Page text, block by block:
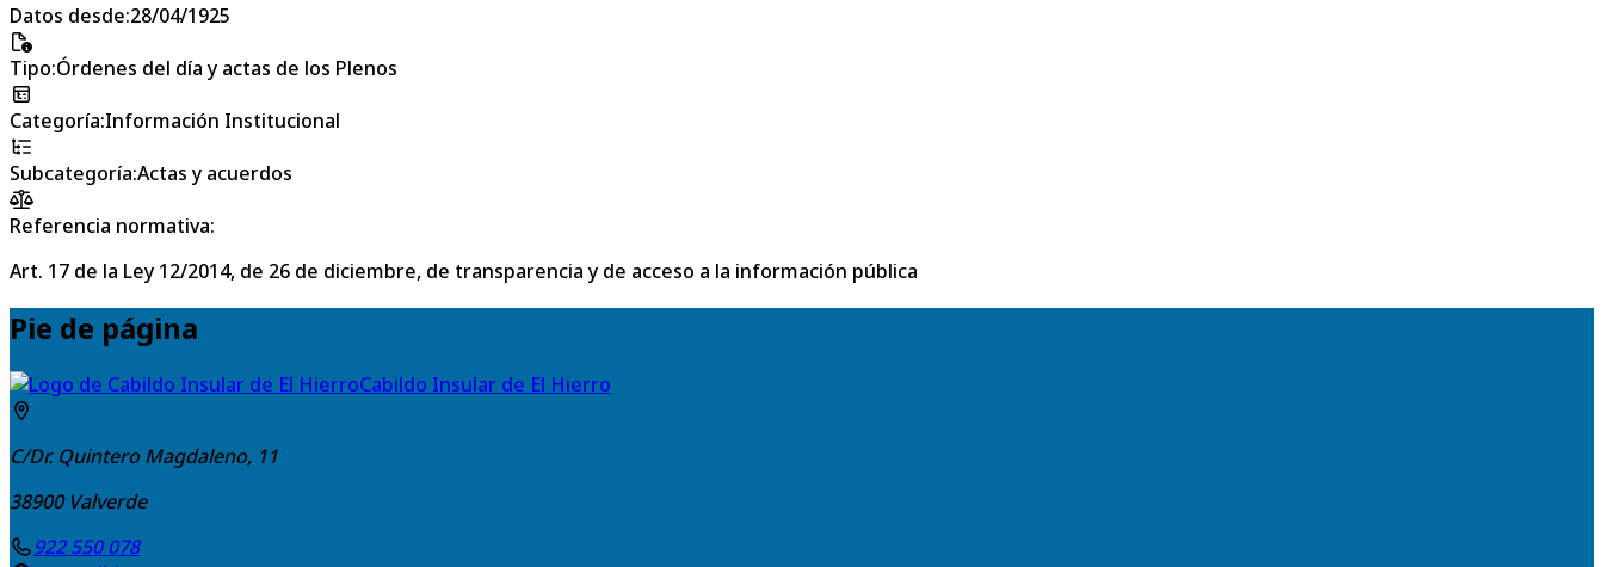
Datos desde:28/04/1925
Tipo:Órdenes del día y actas de los Plenos
Categoría:Información Institucional
Subcategoría:Actas y acuerdos
Referencia normativa:
Art. 17 de la Ley 12/2014, de 26 de diciembre, de transparencia y de acceso a la información pública
Pie de página
Cabildo Insular de El Hierro
C/Dr. Quintero Magdaleno, 11
38900 Valverde
922 550 078